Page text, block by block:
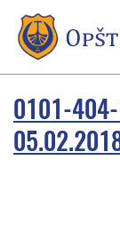
0101-